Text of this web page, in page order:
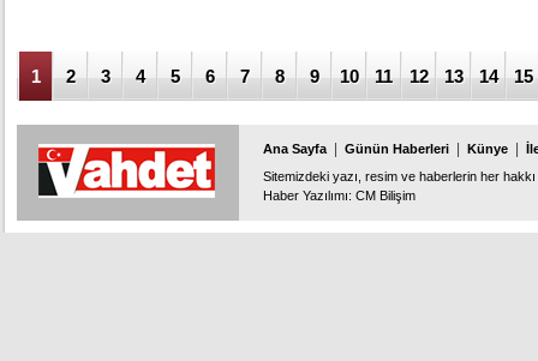
1 2 3 4 5 6 7 8 9 10 11 12 13 14 15
Ana Sayfa Günün Haberleri Künye
Sitemizdeki yazı, resim ve haberlerin her
Haber Yazılımı: CM Bilişim